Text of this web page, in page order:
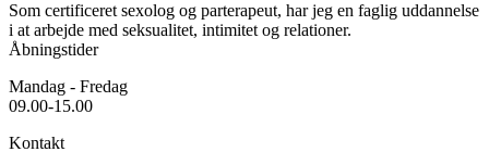
Som certificeret sexolog og parterapeut, har jeg en faglig uddannelse
i at arbejde med seksualitet, intimitet og relationer.
Åbningstider
Mandag - Fredag
09.00-15.00
Kontakt